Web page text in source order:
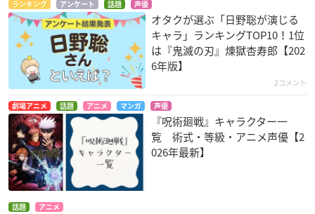
ランキング アンケート 話題 声優
オタクが選ぶ「日野聡が演じる
キャラ」ランキングTOP10！1位
は『鬼滅の刃』煉󠄁獄杏寿郎【202
6年版】
2コメント
劇場アニメ 話題 アニメ マンガ 声優
『呪術廻戦』キャラクター一
覧 術式・等級・アニメ声優【2
026年最新】
話題 アニメ